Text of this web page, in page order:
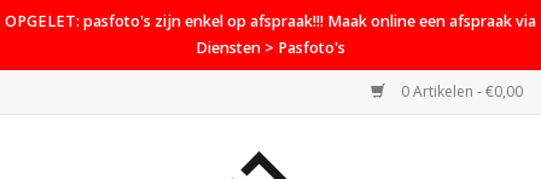
OPGELET: pasfoto's zijn enkel op afspraak!!! Maak online een afspraak via
Diensten > Pasfoto's
0 Artikelen - €0,00
Home